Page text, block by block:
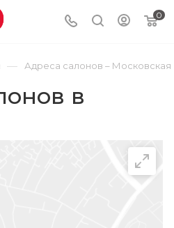
0
— Адреса салонов – Московская
в